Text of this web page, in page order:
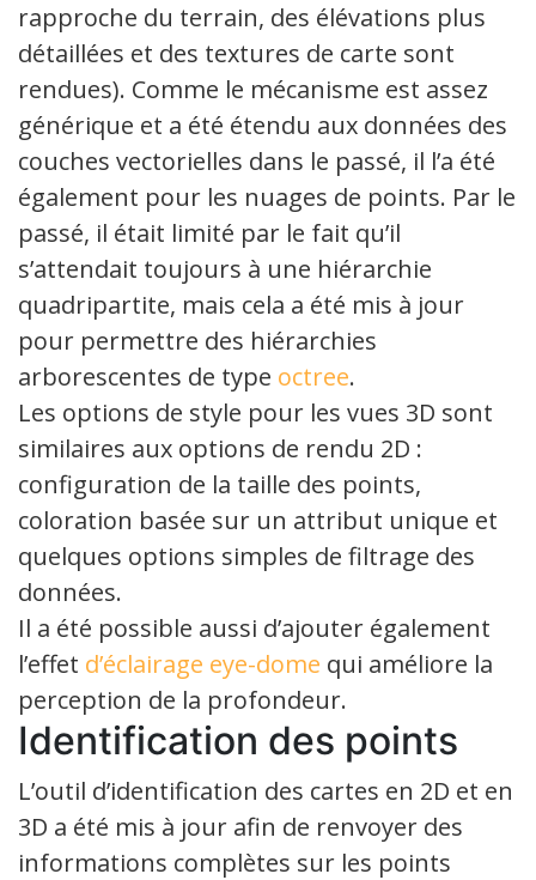
rapproche du terrain, des élévations plus
détaillées et des textures de carte sont
rendues). Comme le mécanisme est assez
générique et a été étendu aux données des
couches vectorielles dans le passé, il l’a été
également pour les nuages de points. Par le
passé, il était limité par le fait qu’il
s’attendait toujours à une hiérarchie
quadripartite, mais cela a été mis à jour
pour permettre des hiérarchies
arborescentes de type octree.
Les options de style pour les vues 3D sont
similaires aux options de rendu 2D :
configuration de la taille des points,
coloration basée sur un attribut unique et
quelques options simples de filtrage des
données.
Il a été possible aussi d’ajouter également
l’effet d’éclairage eye-dome qui améliore la
perception de la profondeur.
Identification des points
L’outil d’identification des cartes en 2D et en
3D a été mis à jour afin de renvoyer des
informations complètes sur les points